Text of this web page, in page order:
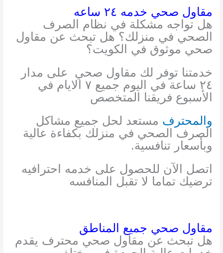
مقاول صحي خدمه ٢٤ ساعه
هل تواجه مشكلة في نظام الصرف
الصحي في منزلك؟ هل تبحث عن مقاول
صحي موثوق في الكويت؟
خدمتنا توفر لك مقاول صحي
على مدار
٢٤ ساعة في اليوم جميع ٧ الايام في
الأسبوع فريقنا المتخصص
والمحترف مستعد لحل جميع مشاكل
الصرف الصحي في منزلك بكفاءة عالية
وبأسعار تنافسية.
اتصل الآن للحصول على خدمه احترافيه
ترضيك تماما لا تقبل المنافسه
مقاول صحي جميع المناطق
هل تبحث عن مقاول صحي محترف يقدم